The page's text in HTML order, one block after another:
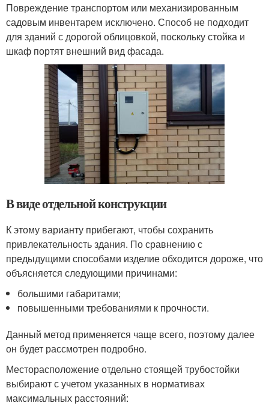
Повреждение транспортом или механизированным
садовым инвентарем исключено. Способ не подходит
для зданий с дорогой облицовкой, поскольку стойка и
шкаф портят внешний вид фасада.
В виде отдельной конструкции
К этому варианту прибегают, чтобы сохранить
привлекательность здания. По сравнению с
предыдущими способами изделие обходится дороже, что
объясняется следующими причинами:
большими габаритами;
повышенными требованиями к прочности.
Данный метод применяется чаще всего, поэтому далее
он будет рассмотрен подробно.
Месторасположение отдельно стоящей трубостойки
выбирают с учетом указанных в нормативах
максимальных расстояний: